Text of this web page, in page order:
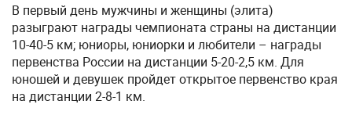
В первый день мужчины и женщины (элита)
разыграют награды чемпионата страны на дистанции
10-40-5 км; юниоры, юниорки и любители – награды
первенства России на дистанции 5-20-2,5 км. Для
юношей и девушек пройдет открытое первенство края
на дистанции 2-8-1 км.